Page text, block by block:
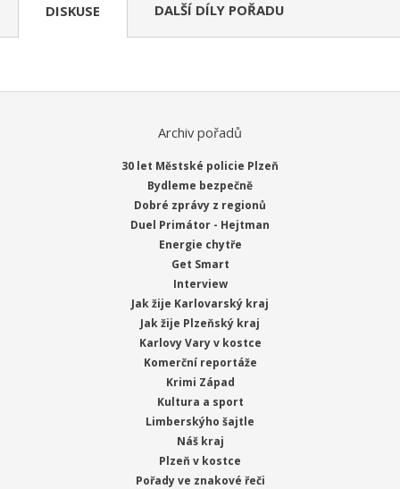
DISKUSE DALŠÍ DÍLY POŘADU
Archiv pořadů
30 let Městské policie Plzeň
Bydleme bezpečně
Dobré zprávy z regionů
Duel Primátor - Hejtman
Energie chytře
Get Smart
Interview
Jak žije Karlovarský kraj
Jak žije Plzeňský kraj
Karlovy Vary v kostce
Komerční reportáže
Krimi Západ
Kultura a sport
Limberskýho šajtle
Náš kraj
Plzeň v kostce
Pořady ve znakové řeči